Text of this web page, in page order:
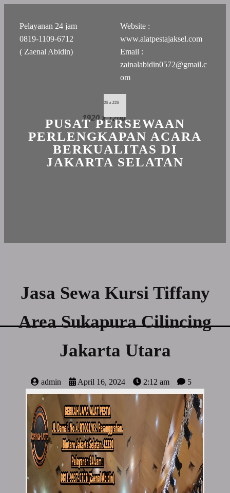
Pelayanan 24 jam
0819-1109-6712
( Zaenal Abidin)
Website :
www.alatpestajaksel.com
Email :
zainalabidin0572@gmail.c
om
PUSAT PERSEWAAN
PERLENGKAPAN ACARA
BERKUALITAS DI
JAKARTA SELATAN
Jasa Sewa Kursi Tiffany
Area Sukapura Cilincing
Jakarta Utara
admin April 16, 2024 2:12 am 5